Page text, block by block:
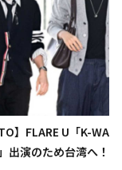
】FLARE U「K-
出演のため台湾へ！